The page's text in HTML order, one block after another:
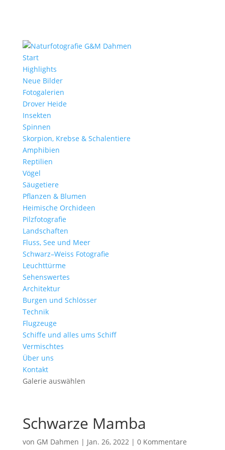
Start
Highlights
Neue Bilder
Fotogalerien
Drover Heide
Insekten
Spinnen
Skorpion, Krebse & Schalentiere
Amphibien
Reptilien
Vögel
Säugetiere
Pflanzen & Blumen
Heimische Orchideen
Pilzfotografie
Landschaften
Fluss, See und Meer
Schwarz–Weiss Fotografie
Leuchttürme
Sehenswertes
Architektur
Burgen und Schlösser
Technik
Flugzeuge
Schiffe und alles ums Schiff
Vermischtes
Über uns
Kontakt
Galerie auswählen
Schwarze Mamba
von GM Dahmen | Jan. 26, 2022| 0 Kommentare